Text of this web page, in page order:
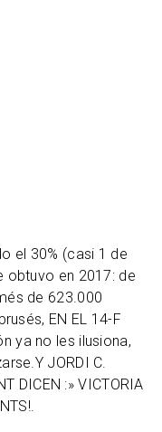
el 30% (casi 1 de
obtuvo en 2017: de
de 623.000
EN EL 14-F
ya no les ilusiona,
JORDI C.
DICEN :» VICTORIA